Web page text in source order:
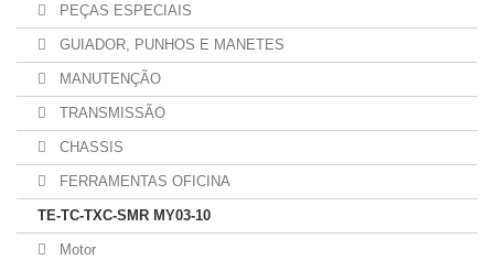
PEÇAS ESPECIAIS
GUIADOR, PUNHOS E MANETES
MANUTENÇÃO
TRANSMISSÃO
CHASSIS
FERRAMENTAS OFICINA
TE-TC-TXC-SMR MY03-10
Motor